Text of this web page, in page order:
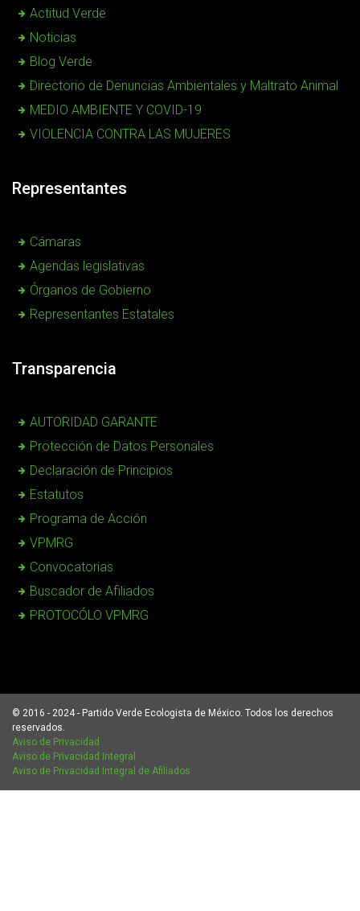
Actitud Verde
Noticias
Blog Verde
Directorio de Denuncias Ambientales y Maltrato Animal
MEDIO AMBIENTE Y COVID-19
VIOLENCIA CONTRA LAS MUJERES
Representantes
Cámaras
Agendas legislativas
Órganos de Gobierno
Representantes Estatales
Transparencia
AUTORIDAD GARANTE
Protección de Datos Personales
Declaración de Principios
Estatutos
Programa de Acción
VPMRG
Convocatorias
Buscador de Afiliados
PROTOCÓLO VPMRG
© 2016 - 2024 - Partido Verde Ecologista de México. Todos los derechos
reservados.
Aviso de Privacidad
Aviso de Privacidad Integral
Aviso de Privacidad Integral de Afiliados